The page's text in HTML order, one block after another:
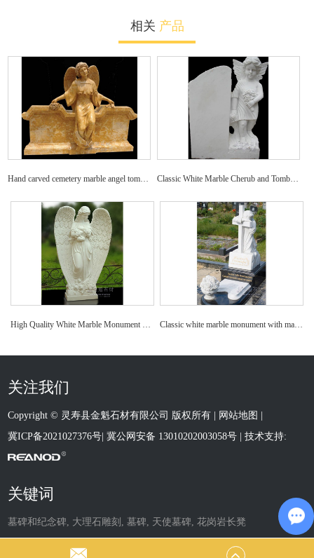
相关 产品
Hand carved cemetery marble angel tombstone decoration Classic White Marble Cherub and Tombstone
关注我们
Copyright © 灵寿县金魁石材有限公司 版权所有 | 网站地图 |
冀ICP备2021027376号|冀公网安备 13010202003058号 | 技术支持:
关键词
墓碑和纪念碑 大理石雕刻 ,墓碑 天使墓碑 ,花岗岩长凳